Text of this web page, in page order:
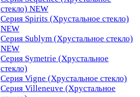
стекло) NEW
Серия Spirits (Хрустальное стекло)
NEW
Серия Sublym (Хрустальное стекло)
NEW
Серия Symetrie (Хрустальное
стекло)
Серия Vigne (Хрустальное стекло)
Серия Villeneuve (Хрустальное